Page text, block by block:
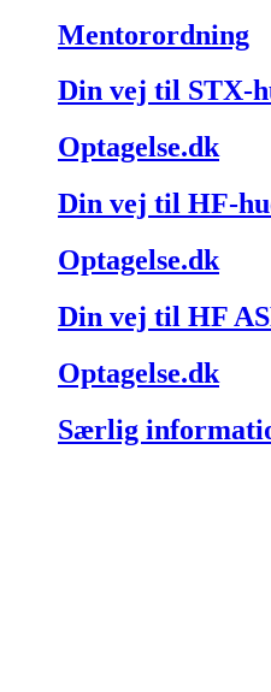
Mentorordning
Din vej til STX-
Optagelse.dk
Din vej til HF-
Optagelse.dk
Din vej til HF
Optagelse.dk
Særlig